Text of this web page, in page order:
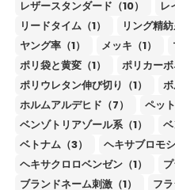
レザースタンダード（10）
レ
リードタイム（1）
リング精紡
ヤング率（1）
メッキ（1）
ポリ袋と黄変（1）
ポリカーボ
ポリウレタン伸び切り（1）
ホルムアルデヒド（7）
ペッ
ベンゾトリアゾール系（1）
ベトナム（3）
ヘキサブロモ
ヘキサクロロベンゼン（1）
ブランドネーム刺激（1）
フラ